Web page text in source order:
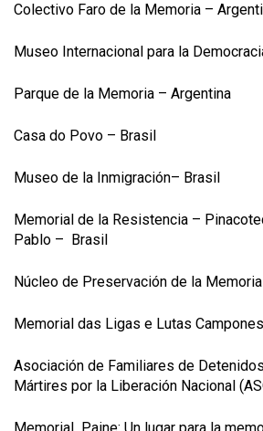
Colectivo Faro de la Memoria –
Museo Internacional para la
Parque de la Memoria – Argentina
Casa do Povo – Brasil
Museo de la Inmigración– Brasil
Memorial de la Resistencia –
Pablo – Brasil
Núcleo de Preservación de la
Memorial das Ligas e Lutas
Asociación de Familiares de
Mártires por la Liberación Nacional